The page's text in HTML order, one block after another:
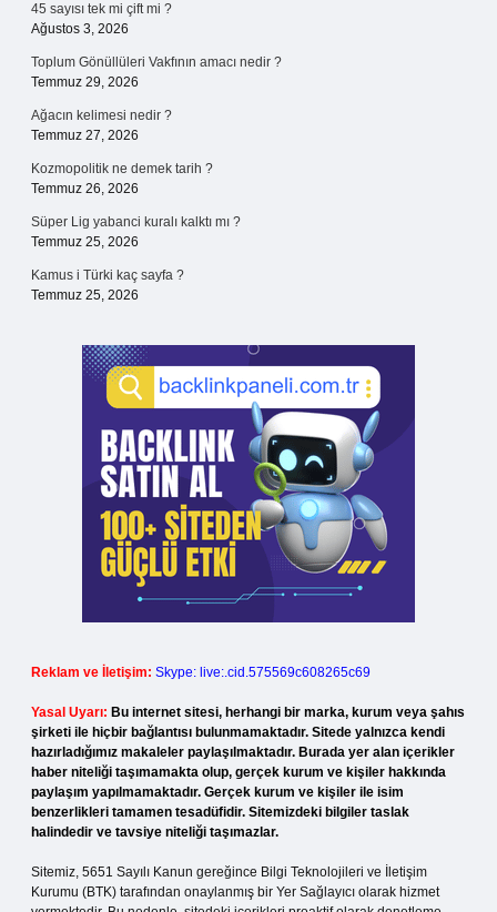
45 sayısı tek mi çift mi ?
Ağustos 3, 2026
Toplum Gönüllüleri Vakfının amacı nedir ?
Temmuz 29, 2026
Ağacın kelimesi nedir ?
Temmuz 27, 2026
Kozmopolitik ne demek tarih ?
Temmuz 26, 2026
Süper Lig yabanci kuralı kalktı mı ?
Temmuz 25, 2026
Kamus i Türki kaç sayfa ?
Temmuz 25, 2026
Reklam ve İletişim: Skype: live:.cid.575569c608265c69
Yasal Uyarı: Bu internet sitesi, herhangi bir marka, kurum veya şahıs
şirketi ile hiçbir bağlantısı bulunmamaktadır. Sitede yalnızca kendi
hazırladığımız makaleler paylaşılmaktadır. Burada yer alan içerikler
haber niteliği taşımamakta olup, gerçek kurum ve kişiler hakkında
paylaşım yapılmamaktadır. Gerçek kurum ve kişiler ile isim
benzerlikleri tamamen tesadüfidir. Sitemizdeki bilgiler taslak
halindedir ve tavsiye niteliği taşımazlar.
Sitemiz, 5651 Sayılı Kanun gereğince Bilgi Teknolojileri ve İletişim
Kurumu (BTK) tarafından onaylanmış bir Yer Sağlayıcı olarak hizmet